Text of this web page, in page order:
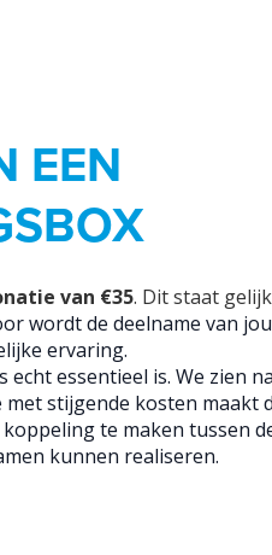
EEN
van €35. Dit staat
wordt de deelname van
ervaring.
essentieel is. We zien
stijgende kosten maakt
te maken tussen
kunnen realiseren.